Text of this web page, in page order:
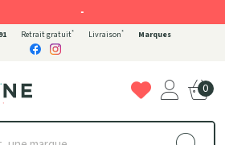
Retrait gratuit* Livraison* Marques
en ligne à votre service
0